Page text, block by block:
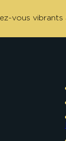
vous vibrants